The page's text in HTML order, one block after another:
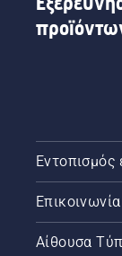
Εντοπισμός
Επικοινωνία
Αίθουσα